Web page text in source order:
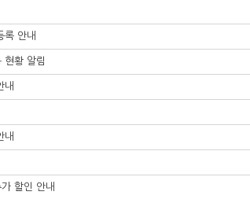
록 안내
현황 알림
내
내
할인 안내